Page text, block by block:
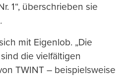
1“, überschrieben sie
mit Eigenlob. „Die
die vielfältigen
TWINT – beispielsweise